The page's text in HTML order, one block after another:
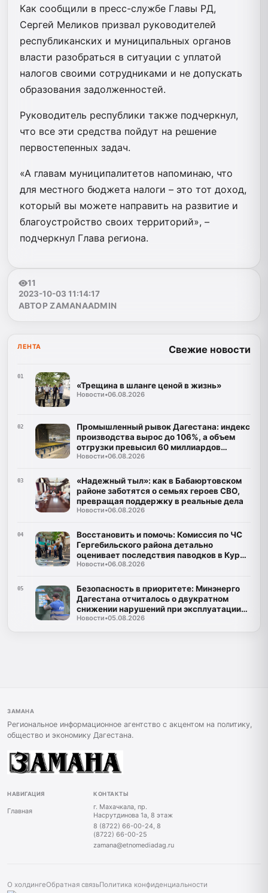
Как сообщили в пресс-службе Главы РД,
Сергей Меликов призвал руководителей
республиканских и муниципальных органов
власти разобраться в ситуации с уплатой
налогов своими сотрудниками и не допускать
образования задолженностей.
Руководитель республики также подчеркнул,
что все эти средства пойдут на решение
первостепенных задач.
«А главам муниципалитетов напоминаю, что
для местного бюджета налоги – это тот доход,
который вы можете направить на развитие и
благоустройство своих территорий», –
подчеркнул Глава региона.
11
2023-10-03 11:14:17
АВТОР ZAMANAADMIN
ЛЕНТА Свежие новости
01
«Трещина в шланге ценой в жизнь»
Новости•06.08.2026
02
Промышленный рывок Дагестана: индекс
производства вырос до 106%, а объем
отгрузки превысил 60 миллиардов
рублей
Новости•06.08.2026
03
«Надежный тыл»: как в Бабаюртовском
районе заботятся о семьях героев СВО,
превращая поддержку в реальные дела
Новости•06.08.2026
04
Восстановить и помочь: Комиссия по ЧС
Гергебильского района детально
оценивает последствия паводков в Курми
и Хвартикуни
Новости•06.08.2026
05
Безопасность в приоритете: Минэнерго
Дагестана отчиталось о двукратном
снижении нарушений при эксплуатации
газа
Новости•05.08.2026
ЗАМАНА
Региональное информационное агентство с акцентом на политику,
общество и экономику Дагестана.
НАВИГАЦИЯ
Главная
КОНТАКТЫ
г. Махачкала, пр.
Насрутдинова 1а, 8 этаж
8 (8722) 66-00-24, 8
(8722) 66-00-25
zamana@etnomediadag.ru
О холдингеОбратная связьПолитика конфиденциальности